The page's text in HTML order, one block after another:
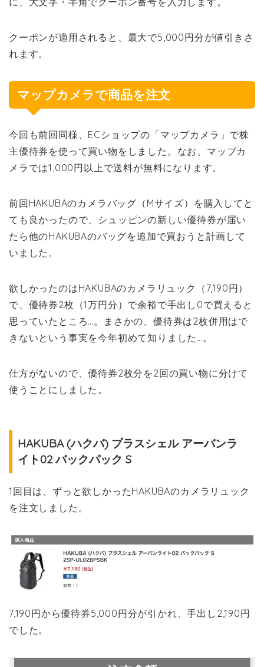
クーポンが適用されると、最大で5,000円分が値引きさ
れます。
マップカメラで商品を注文
今回も前回同様、ECショップの「マップカメラ」で株
主優待券を使って買い物をしました 。なお、 マップカ
メラでは1,000円以上で送料が無料になります。
前回HAKUBAのカメラバッグ（Mサイズ）を購入してと
ても良かったので、シュッピンの新しい優待券が届い
たら他のHAKUBAのバッグを追加で買おうと計画して
いました。
欲しかったのはHAKUBAのカメラリュック（7,190円）
で、優待券2枚（1万円分）で余裕で手出し0で買えると
思っていたところ…。まさかの、優待券は2枚併用はで
きないという事実を今年初めて知りました…。
仕方がないので、優待券2枚分を2回の買い物に分けて
使うことにしました。
HAKUBA (ハクバ) プラスシェル アーバンラ
イト02 バックパック S
1回目は、ずっと欲しかったHAKUBAのカメラリュック
を注文しました。
7,190円から優待券5,000円分が引かれ、手出し2,190円
でした。